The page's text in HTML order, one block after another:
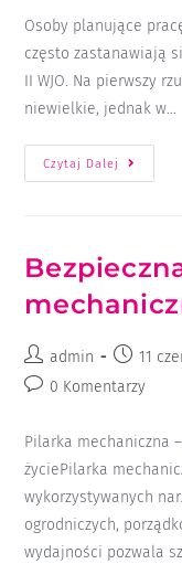
Osoby planujące
często zastanawiają
II WJO. Na pierwszy
niewielkie, jednak w…
Czytaj Dalej
admin 11
0 Komentarzy
Pilarka mechaniczna
życiePilarka
wykorzystywanych
ogrodniczych,
wydajności pozwala